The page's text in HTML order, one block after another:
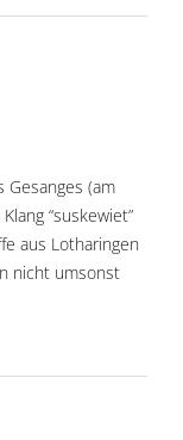
Gesanges (am
“suskewiet”
aus Lotharingen
nicht umsonst